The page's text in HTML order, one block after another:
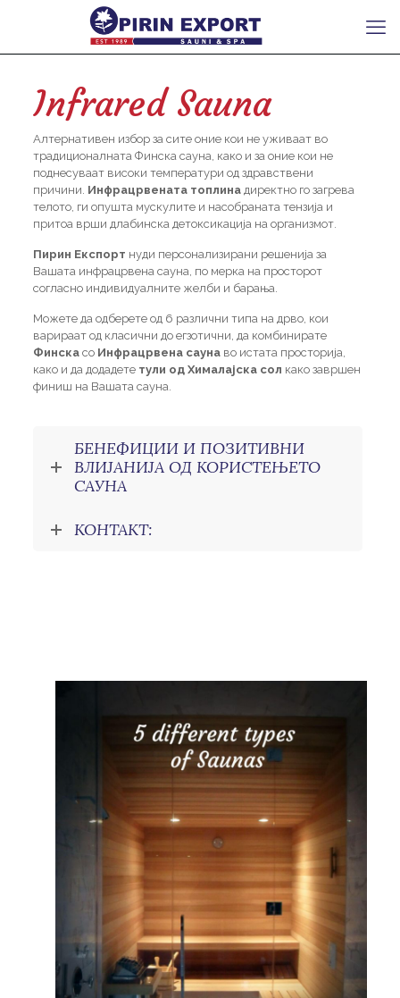
Infrared Sauna
Алтернативен избор за сите оние кои не уживаат во
традиционалната Финска сауна, како и за оние кои не
поднесуваат високи температури од здравствени
причини. Инфрацрвената топлинадиректно го загрева
телото, ги опушта мускулите и насобраната тензија и
притоа врши длабинска детоксикација на организмот.
Пирин Експорт нуди персонализирани решенија за
Вашата инфрацрвена сауна, по мерка на просторот
согласно индивидуалните желби и барања.
Можете да одберете од 6 различни типа на дрво, кои
варираат од класични до егзотични, да комбинирате
Финскасо Инфрацрвена саунаво истата просторија,
како и да додадете тули од Хималајска сол како завршен
финиш на Вашата сауна.
БЕНЕФИЦИИ И ПОЗИТИВНИ
ВЛИЈАНИЈА ОД КОРИСТЕЊЕТО
САУНА
КОНТАКТ: